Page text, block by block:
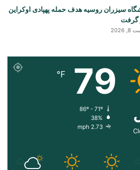
سیزران روسیه هدف حمله پهپادی اوکراین
گرفت
2026
79
℉
38%
2.73 mph